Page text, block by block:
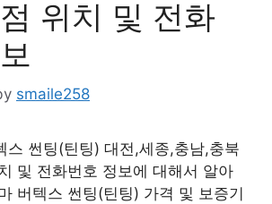
위치 및 전화
smaile258
스 썬팅(틴팅) 대전,세종,충남,충북
및 전화번호 정보에 대해서 알아
버텍스 썬팅(틴팅) 가격 및 보증기